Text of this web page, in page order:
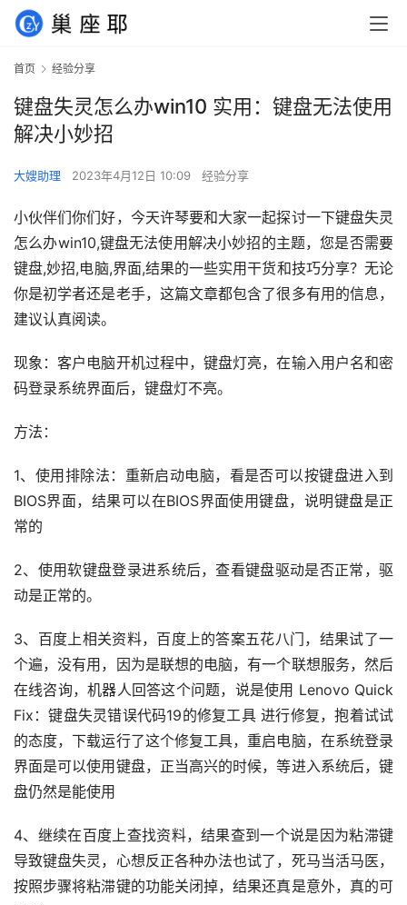
首页 经验分享
键盘失灵怎么办win10 实用：键盘无法使用
解决小妙招
大嫂助理 2023年4月12日 10:09 经验分享
小伙伴们你们好，今天许琴要和大家一起探讨一下键盘失灵
怎么办win10,键盘无法使用解决小妙招的主题，您是否需要
键盘,妙招,电脑,界面,结果的一些实用干货和技巧分享？无论
你是初学者还是老手，这篇文章都包含了很多有用的信息，
建议认真阅读。
现象：客户电脑开机过程中，键盘灯亮，在输入用户名和密
码登录系统界面后，键盘灯不亮。
方法：
1、使用排除法：重新启动电脑，看是否可以按键盘进入到
BIOS界面，结果可以在BIOS界面使用键盘，说明键盘是正
常的
2、使用软键盘登录进系统后，查看键盘驱动是否正常，驱
动是正常的。
3、百度上相关资料，百度上的答案五花八门，结果试了一
个遍，没有用，因为是联想的电脑，有一个联想服务，然后
在线咨询，机器人回答这个问题，说是使用 Lenovo Quick
Fix：键盘失灵错误代码19的修复工具 进行修复，抱着试试
的态度，下载运行了这个修复工具，重启电脑，在系统登录
界面是可以使用键盘，正当高兴的时候，等进入系统后，键
盘仍然是能使用
4、继续在百度上查找资料，结果查到一个说是因为粘滞键
导致键盘失灵，心想反正各种办法也试了，死马当活马医，
按照步骤将粘滞键的功能关闭掉，结果还真是意外，真的可